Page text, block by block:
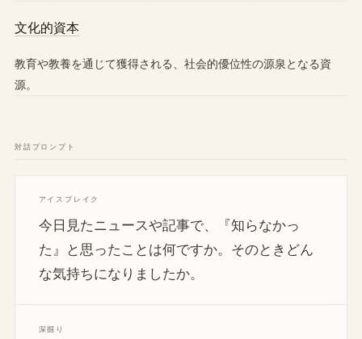
文化的資本
教育や教養を通じて獲得される、社会的優位性の源泉となる資
源。
対話プロンプト
アイスブレイク
今日見たニュースや記事で、『知らなかっ
た』と思ったことは何ですか。そのときどん
な気持ちになりましたか。
深掘り